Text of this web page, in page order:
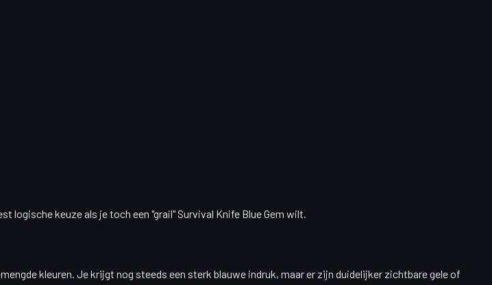
logische keuze als je toch een "grail" Survival Knife Blue Gem wilt.
kleuren. Je krijgt nog steeds een sterk blauwe indruk, maar er zijn duidelijker zichtbare gele of